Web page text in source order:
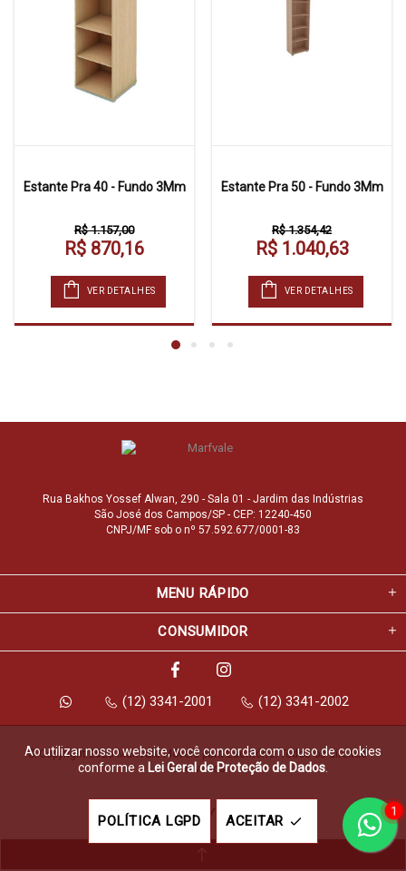
Estante Pra 40 - Fundo 3Mm
R$ 1.157,00
R$ 870,16
VER DETALHES
Estante Pra 50 - Fundo 3Mm
R$ 1.354,42
R$ 1.040,63
VER DETALHES
Rua Bakhos Yossef Alwan, 290 - Sala 01 - Jardim das Indústrias
São José dos Campos/SP - CEP: 12240-450
CNPJ/MF sob o nº 57.592.677/0001-83
MENU RÁPIDO
CONSUMIDOR
(12) 3341-2001 (12) 3341-2002
© Copyright 2026 Marfvale Móveis para Escritório. Todos os direitos
reservados.
Feito com
Ao utilizar nosso website, você concorda com o uso de cookies
conforme a Lei Geral de Proteção de Dados
POLÍTICA LGPD ACEITAR
1